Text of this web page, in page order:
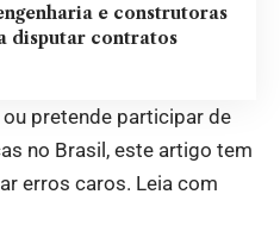
e construtoras
disputar contratos
pretende participar de
no Brasil, este artigo tem
erros caros. Leia com